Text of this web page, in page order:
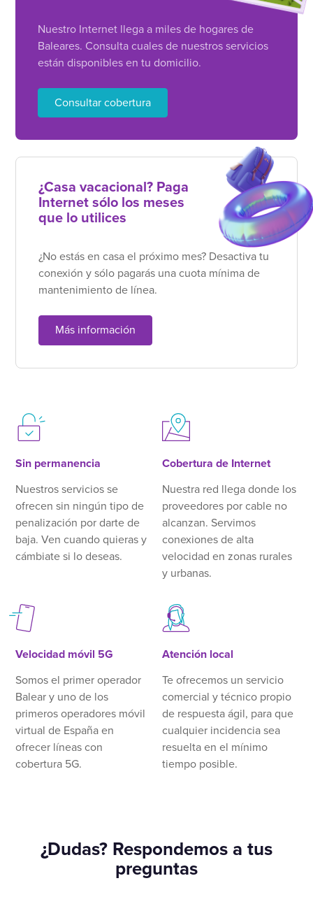
Nuestro Internet llega a miles de hogares de
Baleares. Consulta cuales de nuestros servicios
están disponibles en tu domicilio.
Consultar cobertura
¿Casa vacacional? Paga
Internet sólo los meses
que lo utilices
¿No estás en casa el próximo mes? Desactiva tu
conexión y sólo pagarás una cuota mínima de
mantenimiento de línea.
Más información
Sin permanencia
Nuestros servicios se
ofrecen sin ningún tipo de
penalización por darte de
baja. Ven cuando quieras y
cámbiate si lo deseas.
Cobertura de Internet
Nuestra red llega donde los
proveedores por cable no
alcanzan. Servimos
conexiones de alta
velocidad en zonas rurales
y urbanas.
Velocidad móvil 5G
Somos el primer operador
Balear y uno de los
primeros operadores móvil
virtual de España en
ofrecer líneas con
cobertura 5G.
Atención local
Te ofrecemos un servicio
comercial y técnico propio
de respuesta ágil, para que
cualquier incidencia sea
resuelta en el mínimo
tiempo posible.
¿Dudas? Respondemos a tus
preguntas